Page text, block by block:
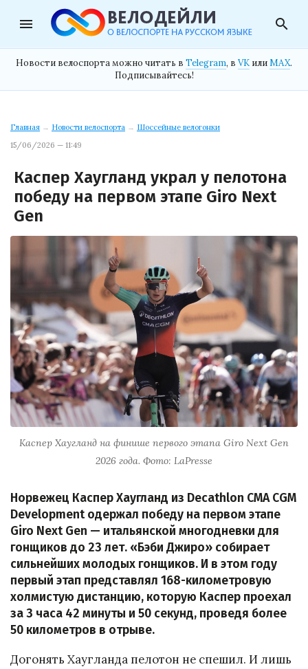
menu search
Новости велоспорта можно читать в Telegram, в VK илиMAX.
Подписывайтесь!
Главная → Новости велоспорта → Шоссейные велогонки
15/06/2026 — 11:49
Каспер Хаугланд украл у пелотона
победу на первом этапе Giro Next
Gen
Каспер Хаугланд на финише первого этапа Giro Next Gen
2026 года. Фото: LaPresse
Норвежец Каспер Хаугланд из Decathlon CMA CGM
Development одержал победу на первом этапе
Giro Next Gen — итальянской многодневки для
гонщиков до 23 лет. «Бэби Джиро» собирает
сильнейших молодых гонщиков. И в этом году
первый этап представлял 168-километровую
холмистую дистанцию, которую Каспер проехал
за 3 часа 42 минуты и 50 секунд, проведя более
50 километров в отрыве.
Догонять Хаугланда пелотон не спешил. И лишь